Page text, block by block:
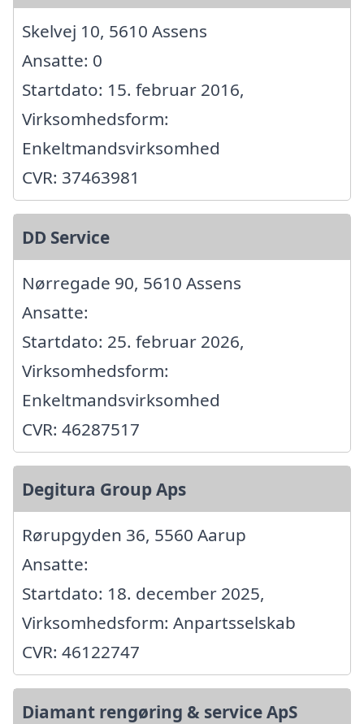
Skelvej 10, 5610 Assens
Ansatte: 0
Startdato: 15. februar 2016,
Virksomhedsform:
Enkeltmandsvirksomhed
CVR: 37463981
DD Service
Nørregade 90, 5610 Assens
Ansatte:
Startdato: 25. februar 2026,
Virksomhedsform:
Enkeltmandsvirksomhed
CVR: 46287517
Degitura Group Aps
Rørupgyden 36, 5560 Aarup
Ansatte:
Startdato: 18. december 2025,
Virksomhedsform: Anpartsselskab
CVR: 46122747
Diamant rengøring & service ApS